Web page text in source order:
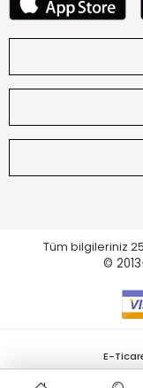
⸻
4️⃣ Günlük ve Özel
İster spor kombin,
günlük kullanım
Tok duruşu
“Tesettür kombin
modeldir.
5️⃣ Uygun Fiyatlı ve Şık
Locella Soft eşarbı
Sonuç: Locella Soft
Tüm bilgileriniz
©
E-